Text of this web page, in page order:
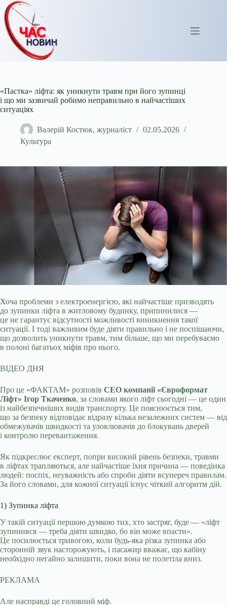
Перейти
до
вмісту
«Пастка» ліфта: як уникнути травм при його зупинці
і що ми зазвичай робимо неправильно в найчастіших
ситуаціях
Валерій Костюк, журналіст
02.05.2026
Культура
Хоча проблеми з електроенергією, які найчастіше призводять
до зупинки ліфта в житловому будинку, припинилися —
це не гарантує відсутності можливості виникнення такої
ситуації. І тоді важливим буде діяти правильно і не поспішаючи,
що дозволить уникнути травм, тим більше, що ми перебуваємо
в полоні багатьох міфів про нього.
ВІДЕО ДНЯ
Про це «ФАКТАМ» розповів СЕО компанії «Євроформат
Ліфт» Ігор Ткаченко, за словами якого ліфт сьогодні — це один
із найбезпечніших видів транспорту. Це пояснюється тим,
що за безпеку відповідає відразу кілька незалежних систем — від
обмежувачів швидкості та уловлювачів до блокувань дверей
і контролю перевантаження.
Як підкреслює експерт, попри високий рівень безпеки, травми
в ліфтах трапляються, але найчастіше їхня причина — поведінка
людей: поспіх, неуважність або спроби діяти всупереч правилам.
За його словами, для кожної ситуації існує чіткий алгоритм дій.
1) Зупинка ліфта
У такій ситуації першою думкою тих, хто застряг, буде — «ліфт
зупинився — треба діяти швидко, бо він може впасти».
Це посилюється тривогою, коли будь-яка різка зупинка або
сторонній звук насторожують, і пасажир вважає, що кабіну
необхідно негайно залишити, поки вона не полетіла вниз.
РЕКЛАМА
Але насправді це головний міф.